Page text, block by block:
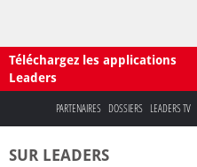
Téléchargez les applications
Leaders
PARTENAIRES DOSSIERS LEADERS TV
SUR LEADERS